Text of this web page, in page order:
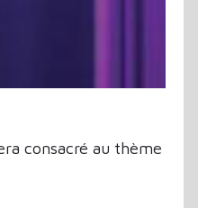
consacré au thème